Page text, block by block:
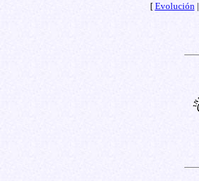
[ Evolución|